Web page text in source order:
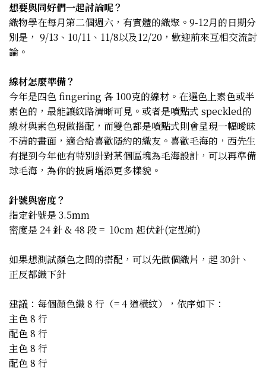
想要與同好們一起討論呢？
織物學在每月第二個週六，有實體的織聚。9-12月的日期分
別是， 9/13、10/11、11/8以及12/20，歡迎前來互相交流討
論。
線材怎麼準備？
今年是四色 fingering 各 100克的線材。在選色上素色或半
素色的，最能讓紋路清晰可見。或者是噴點式 speckled的
線材與素色現做搭配，而雙色都是噴點式則會呈現一幅曖昧
不清的畫面，適合給喜歡隱約的織友。喜歡毛海的，西先生
有提到今年他有特別針對某個區塊為毛海設計，可以再準備
球毛海，為你的披肩增添更多樣貌。
針號與密度？
指定針號是 3.5mm
密度是 24 針 & 48 段 = 10cm 起伏針(定型前)
如果想測試顏色之間的搭配，可以先做個織片，起 30針、
正反都織下針
建議：每個顏色織 8 行（= 4 道橫紋），依序如下：
主色 8 行
配色 8 行
主色 8 行
配色 8 行